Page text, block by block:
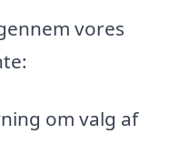
vores
om valg af